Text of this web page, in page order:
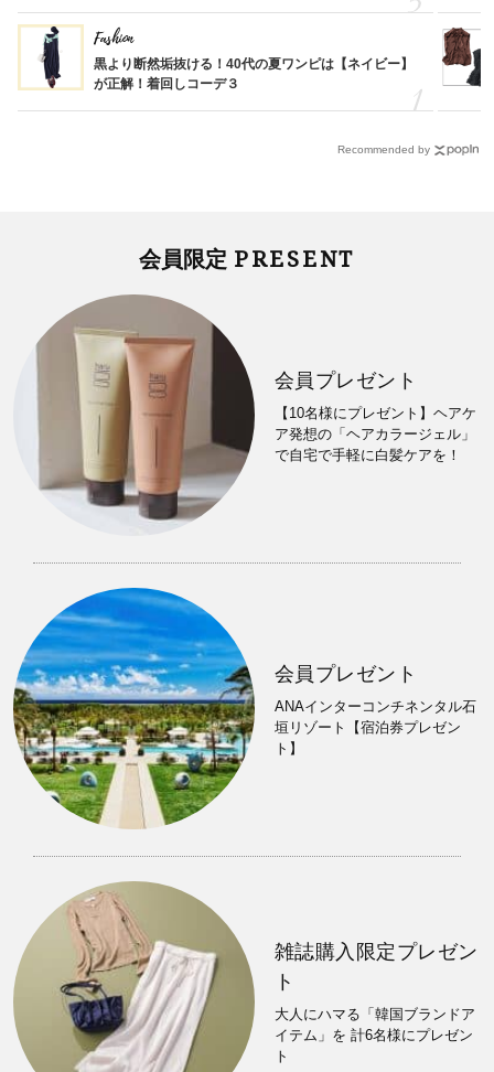
Fashion
黒より断然垢抜ける！40代の夏ワンピは【ネイビー】
が正解！着回しコーデ３
Recommended by
会員限定 PRESENT
会員プレゼント
【10名様にプレゼント】ヘアケ
ア発想の「ヘアカラージェル」
で自宅で手軽に白髪ケアを！
会員プレゼント
ANAインターコンチネンタル石
垣リゾート【宿泊券プレゼン
ト】
雑誌購入限定プレゼン
ト
大人にハマる「韓国ブランドア
イテム」を 計6名様にプレゼン
ト